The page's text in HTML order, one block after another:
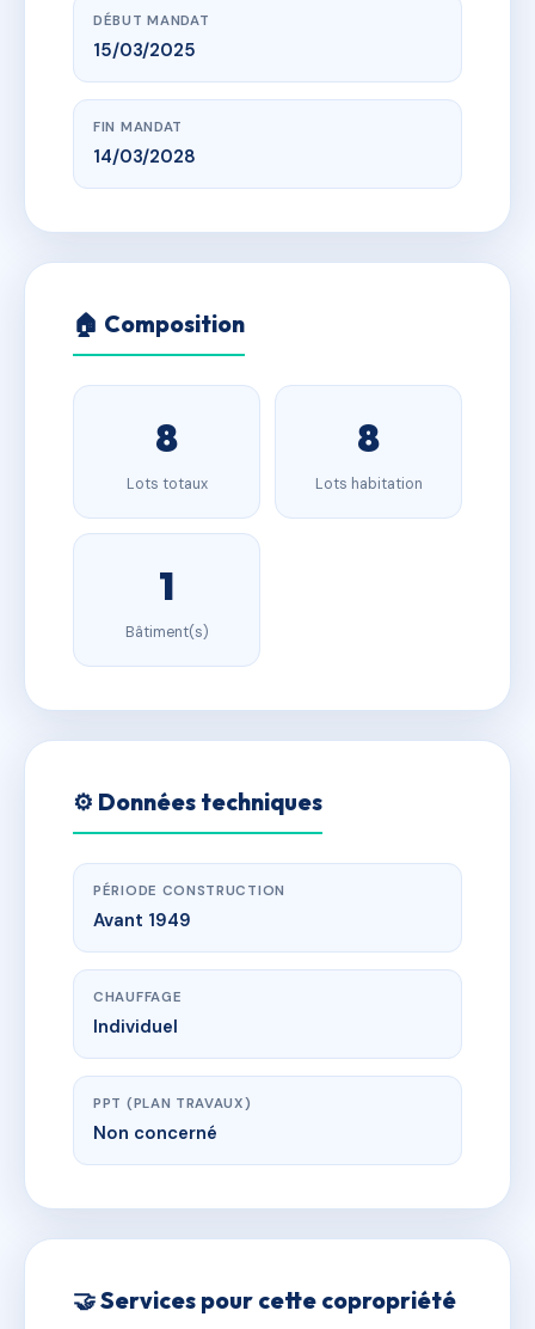
DÉBUT MANDAT
15/03/2025
FIN MANDAT
14/03/2028
🏠 Composition
8
Lots totaux
8
Lots habitation
1
Bâtiment(s)
⚙️ Données techniques
PÉRIODE CONSTRUCTION
Avant 1949
CHAUFFAGE
Individuel
PPT (PLAN TRAVAUX)
Non concerné
🤝 Services pour cette copropriété